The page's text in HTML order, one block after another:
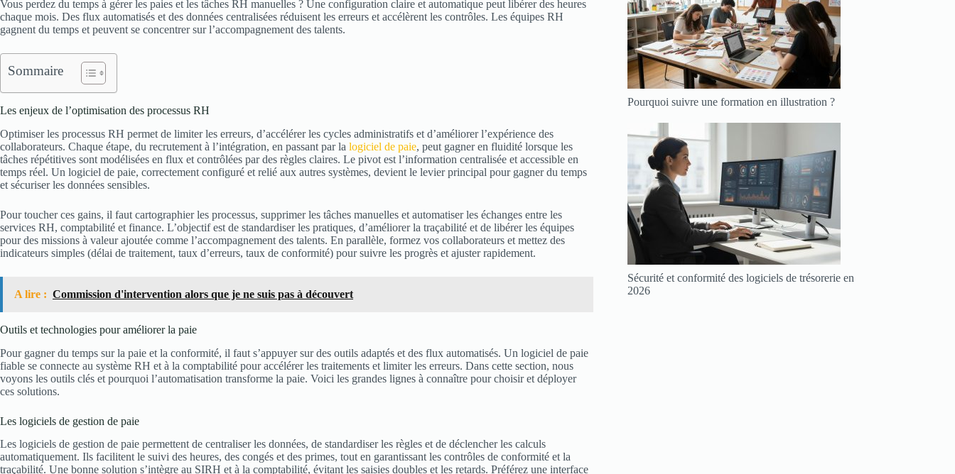
Vous perdez du temps à gérer les paies et les tâches RH manuelles ? Une configuration claire et automatique peut libérer des heures
chaque mois. Des flux automatisés et des données centralisées réduisent les erreurs et accélèrent les contrôles. Les équipes RH
gagnent du temps et peuvent se concentrer sur l’accompagnement des talents.
Sommaire
Les enjeux de l’optimisation des processus RH
Optimiser les processus RH permet de limiter les erreurs, d’accélérer les cycles administratifs et d’améliorer l’expérience des
collaborateurs. Chaque étape, du recrutement à l’intégration, en passant par la logiciel de paie, peut gagner en fluidité lorsque les
tâches répétitives sont modélisées en flux et contrôlées par des règles claires. Le pivot est l’information centralisée et accessible en
temps réel. Un logiciel de paie, correctement configuré et relié aux autres systèmes, devient le levier principal pour gagner du temps
et sécuriser les données sensibles.
Pour toucher ces gains, il faut cartographier les processus, supprimer les tâches manuelles et automatiser les échanges entre les
services RH, comptabilité et finance. L’objectif est de standardiser les pratiques, d’améliorer la traçabilité et de libérer les équipes
pour des missions à valeur ajoutée comme l’accompagnement des talents. En parallèle, formez vos collaborateurs et mettez des
indicateurs simples (délai de traitement, taux d’erreurs, taux de conformité) pour suivre les progrès et ajuster rapidement.
A lire : Commission d'intervention alors que je ne suis pas à découvert
Outils et technologies pour améliorer la paie
Pour gagner du temps sur la paie et la conformité, il faut s’appuyer sur des outils adaptés et des flux automatisés. Un logiciel de paie
fiable se connecte au système RH et à la comptabilité pour accélérer les traitements et limiter les erreurs. Dans cette section, nous
voyons les outils clés et pourquoi l’automatisation transforme la paie. Voici les grandes lignes à connaître pour choisir et déployer
ces solutions.
Les logiciels de gestion de paie
Les logiciels de gestion de paie permettent de centraliser les données, de standardiser les règles et de déclencher les calculs
automatiquement. Ils facilitent le suivi des heures, des congés et des primes, tout en garantissant les contrôles de conformité et la
traçabilité. Une bonne solution s’intègre au SIRH et à la comptabilité, évitant les saisies doubles et les retards. Préférez une interface
Pourquoi suivre une formation en illustration ?
Sécurité et conformité des logiciels de trésorerie en
2026